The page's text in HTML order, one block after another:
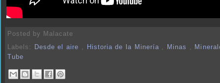
Posted by Malacate
Labels:
Desde el aire , Historia de la Minería , Minas ,
Tube